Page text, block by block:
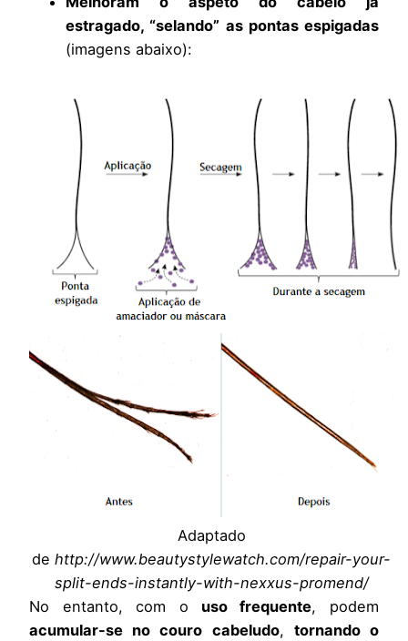
estragado, “selando” as pontas espigadas
(imagens abaixo):
Adaptado
de http://www.beautystylewatch.com/repair-your-
split-ends-instantly-with-nexxus-promend/
No entanto, com o uso frequente, podem
acumular-se no couro cabeludo, tornando o